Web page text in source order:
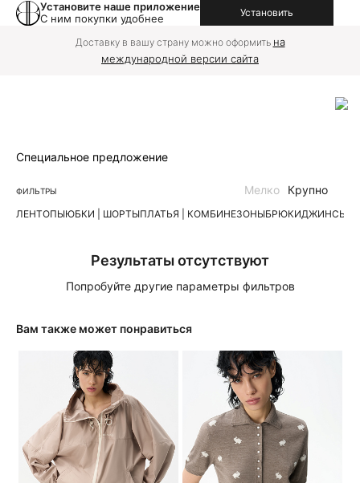
Установите наше приложение
С ним покупки удобнее
Установить
Доставку в вашу страну можно оформить на
международной версии сайта
Специальное предложение
ФИЛЬТРЫ
ЛЕНТОПЫЮБКИ | ШОРТЫПЛАТЬЯ | КОМБИНЕЗОНЫБРЮКИДЖИНСЫ
Мелко Крупно
Результаты отсутствуют
Попробуйте другие параметры фильтров
Вам также может понравиться